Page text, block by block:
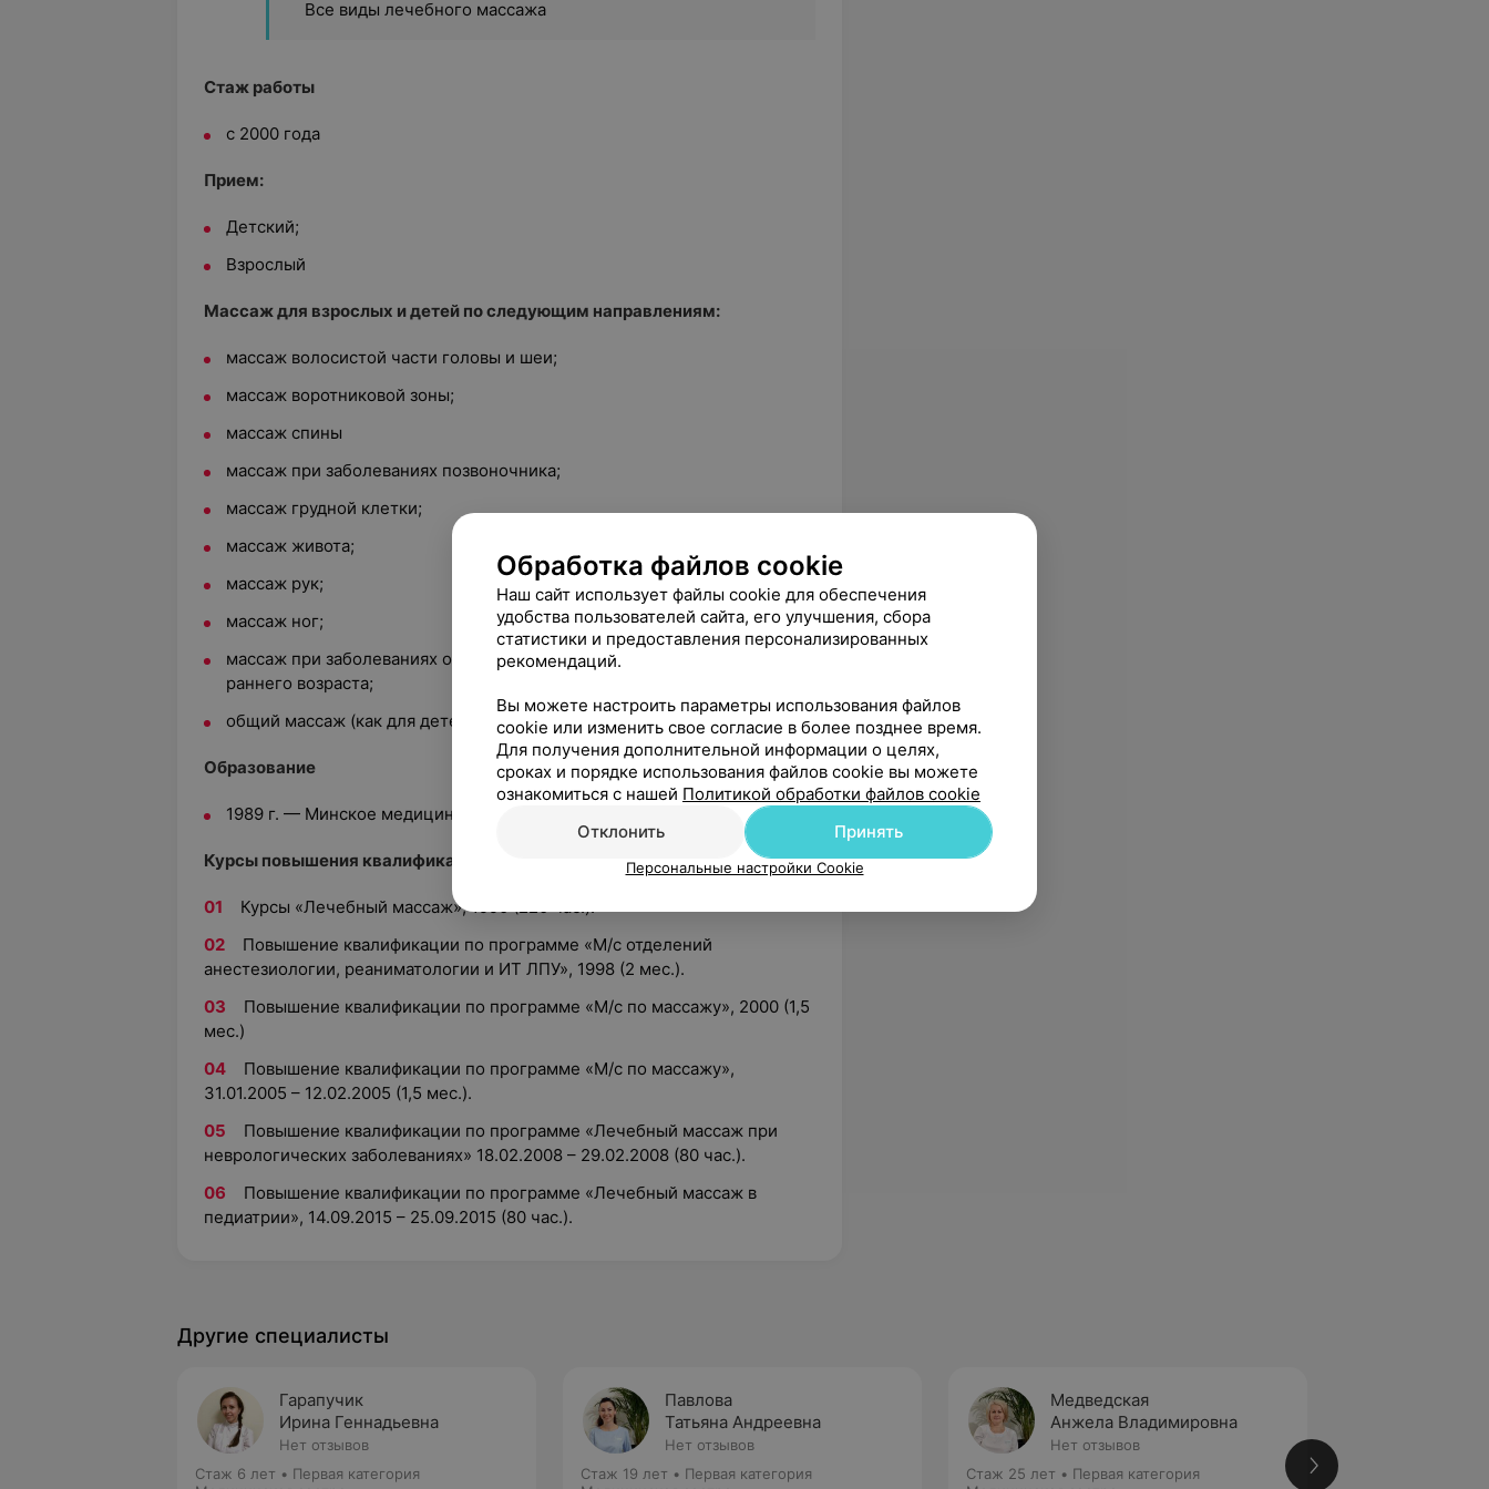
Все виды лечебного массажа
Стаж работы
с 2000 года
Прием:
Детский;
Взрослый
Массаж для взрослых и детей по следующим направлениям:
массаж волосистой части головы и шеи;
массаж воротниковой зоны;
массаж спины
массаж при заболеваниях позвоночника;
массаж грудной клетки;
массаж живота;
массаж рук;
массаж ног;
массаж при заболеваниях опорно-двигательного аппарата у детей
раннего возраста;
общий массаж (как для детей; так и для взрослых).
Образование
1989 г. — Минское медицинское училище № 2
Курсы повышения квалификации
Курсы «Лечебный массаж», 1990 (220 час.).
Повышение квалификации по программе «М/с отделений
анестезиологии, реаниматологии и ИТ ЛПУ», 1998 (2 мес.).
Повышение квалификации по программе «М/с по массажу», 2000 (1,5
мес.)
Повышение квалификации по программе «М/с по массажу»,
31.01.2005 – 12.02.2005 (1,5 мес.).
Повышение квалификации по программе «Лечебный массаж при
неврологических заболеваниях» 18.02.2008 – 29.02.2008 (80 час.).
Повышение квалификации по программе «Лечебный массаж в
педиатрии», 14.09.2015 – 25.09.2015 (80 час.).
Другие специалисты
Гарапучик
Ирина Геннадьевна
Нет отзывов
Стаж 6 лет • Первая категория
Павлова
Татьяна Андреевна
Нет отзывов
Стаж 19 лет • Первая категория
Медведская
Анжела Владимировна
Нет отзывов
Стаж 25 лет • Первая категория
Обработка файлов cookie
Наш сайт использует файлы cookie для обеспечения
удобства пользователей сайта, его улучшения, сбора
статистики и предоставления персонализированных
рекомендаций.
Вы можете настроить параметры использования файлов
cookie или изменить свое согласие в более позднее время.
Для получения дополнительной информации о целях,
сроках и порядке использования файлов cookie вы можете
ознакомиться с нашей Политикой обработки файлов cookie
Отклонить
Принять
Персональные настройки Cookie